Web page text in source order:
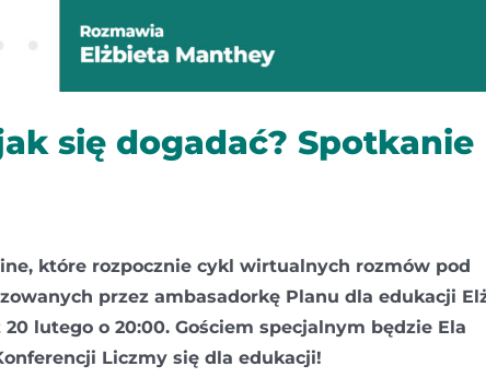
się dogadać? Spotkanie
które rozpocznie cykl wirtualnych rozmów pod
przez ambasadorkę Planu dla edukacji
lutego o 20:00. Gościem specjalnym będzie Ela
Liczmy się dla edukacji!